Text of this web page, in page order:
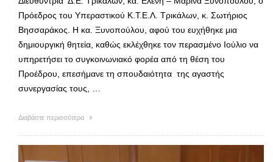
Πρόεδρος του Υπεραστικού Κ.Τ.Ε.Λ. Τρικάλων, κ. Σωτήριος
Βησσαράκος. Η κα. Ξυνοπούλου, αφού του ευχήθηκε μια
δημιουργική θητεία, καθώς εκλέχθηκε τον περασμένο Ιούλιο να
υπηρετήσει το συγκοινωνιακό φορέα από τη θέση του
Προέδρου, επεσήμανε τη σπουδαιότητα της αγαστής
συνεργασίας τους, …
Διαβάστε περισσότερα